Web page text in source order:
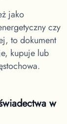
jako
czy
to dokument
kupuje lub
w